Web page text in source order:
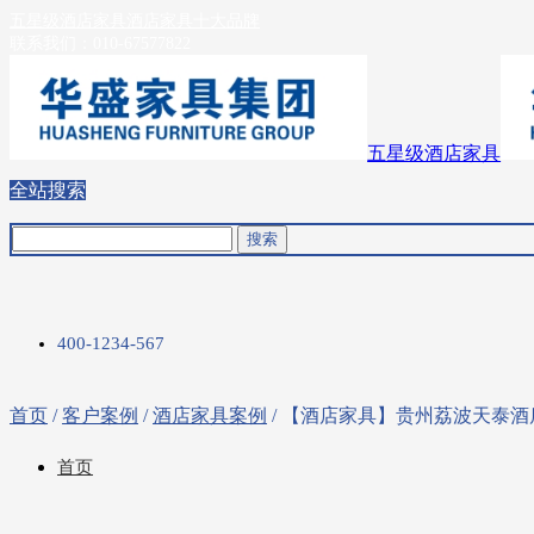
五星级酒店家具
400-1234-567
首页
全站搜索
首页 /客户案例 /酒店家具案例 / 【酒店家具】贵州荔波天泰酒